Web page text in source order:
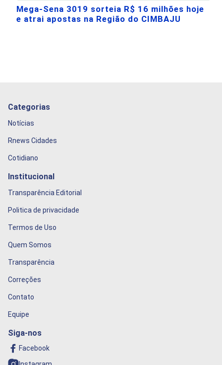
Mega-Sena 3019 sorteia R$ 16 milhões hoje
e atrai apostas na Região do CIMBAJU
Categorias
Notícias
Rnews Cidades
Cotidiano
Institucional
Transparência Editorial
Politica de privacidade
Termos de Uso
Quem Somos
Transparência
Correções
Contato
Equipe
Siga-nos
Facebook